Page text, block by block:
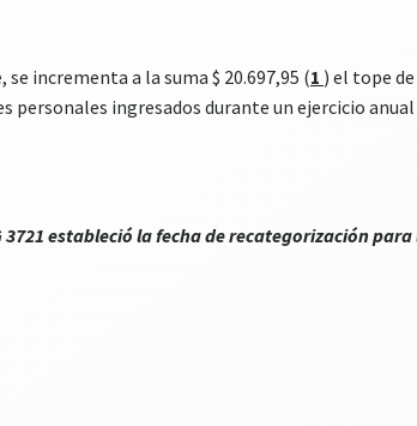
incrementa a la suma $ 20.697,95 (1 ) el tope
ingresados durante un ejercicio anual
estableció la fecha de recategorización